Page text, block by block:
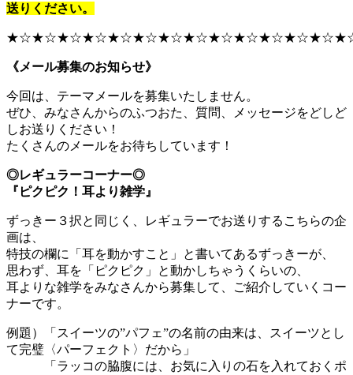
送りください。
《メール募集のお知らせ》
今回は、テーマメールを募集いたしません。
ぜひ、みなさんからのふつおた、質問、メッセージをどしど
しお送りください！
たくさんのメールをお待ちしています！
◎レギュラーコーナー◎
『ピクピク！耳より雑学』
ずっきー３択と同じく、レギュラーでお送りするこちらの企
画は、
特技の欄に「耳を動かすこと」と書いてあるずっきーが、
思わず、耳を「ピクピク」と動かしちゃうくらいの、
耳よりな雑学をみなさんから募集して、ご紹介していくコー
ナーです。
例題）「スイーツの”パフェ”の名前の由来は、スイーツとし
て完璧〈パーフェクト〉だから」
「ラッコの脇腹には、お気に入りの石を入れておくポ